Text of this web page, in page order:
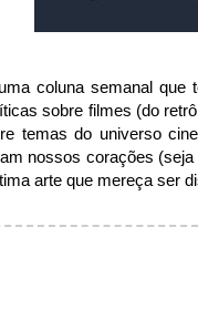
coluna semanal que
sobre filmes (do
temas do universo
nossos corações
arte que mereça ser